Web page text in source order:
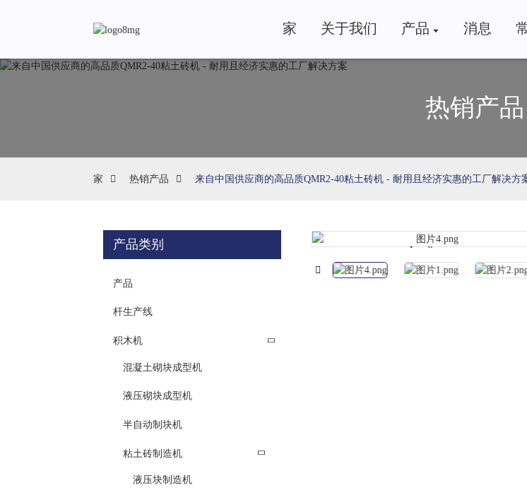
家 关于我们 产品 消息
热销产品
家 热销产品 来自中国供应商的高品质QMR2-40粘土砖机 - 耐用且经济实惠的工厂解决方
产品类别
产品
杆生产线
积木机
混凝土砌块成型机
液压砌块成型机
半自动制块机
粘土砖制造机
液压块制造机
Loading...
Loading... Loading...
Loading...